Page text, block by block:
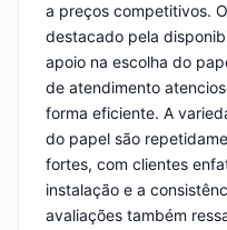
a preços competitivos.
destacado pela
apoio na escolha do
de atendimento
forma eficiente. A
do papel são
fortes, com clientes
instalação e a
avaliações também